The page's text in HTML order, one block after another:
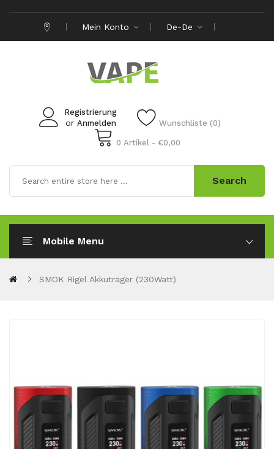
Mein Konto De-De
Registrierung
or Anmelden Wunschliste (0)
0 Artikel - €0,00
Search
Mobile Menu
SMOK Rigel Akkuträger (230Watt)